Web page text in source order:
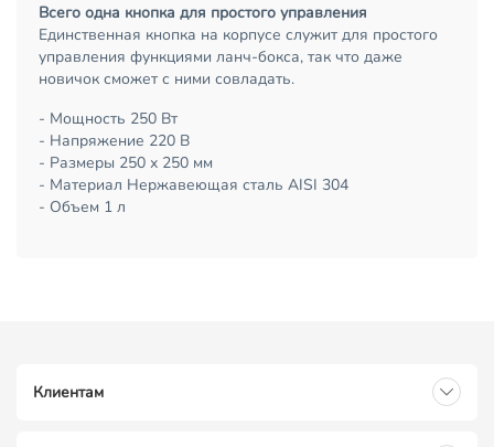
Всего одна кнопка для простого управления
Единственная кнопка на корпусе служит для простого
управления функциями ланч-бокса, так что даже
новичок сможет с ними совладать.
- Мощность 250 Вт
- Напряжение 220 В
- Размеры 250 х 250 мм
- Материал Нержавеющая сталь AISI 304
- Объем 1 л
Клиентам